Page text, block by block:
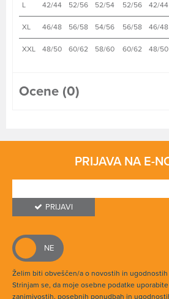
L 42/44 52/56 52/54 52/56 42/44
XL 46/48 56/58 54/56 56/58 46/48
XXL 48/50 60/62 58/60 60/62 48/50
Ocene (0)
PRIJAVA NA E-
PRIJAVI
Želim biti obveščen/a o novostih in
Strinjam se, da moje osebne podatke
zanimivostih, posebnih ponudbah in